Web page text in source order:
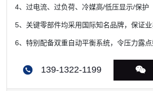
4、过电流、过负荷、冷媒高/低压显示/保护
5、关键零部件均采用国际知名品牌，保证
6、特别配备双重自动平衡系统，令压力露
139-1322-1199